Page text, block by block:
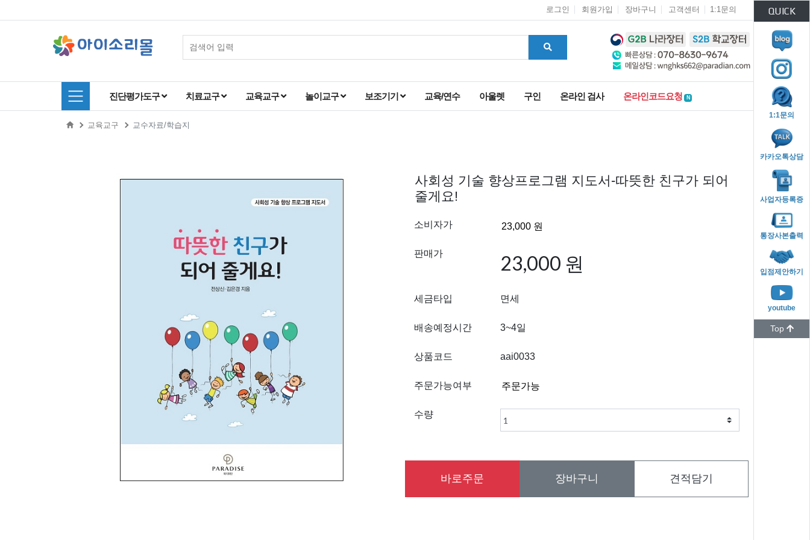
QUICK
1:1문의
카카오톡상담
사업자등록증
통장사본출력
입점제안하기
youtube
Top
로그인 회원가입 장바구니 고객센터 1:1문의
진단평가도구 치료교구 교육교구 놀이교구 보조기기 교육/연수 아울렛 구인 온라인 검사 온라인코드요청 N
교육교구 교수자료/학습지
사회성 기술 향상프로그램 지도서-따뜻한 친구가 되어
줄게요!
소비자가
판매가 23,000 원
세금타입 면세
배송예정시간 3~4일
상품코드 aai0033
주문가능여부
수량
바로주문 장바구니 견적담기